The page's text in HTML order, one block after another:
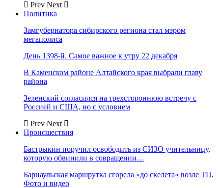
Prev Next
Политика
Замгубернатора сибирского региона стал мэром
мегаполиса
День 1398-й. Самое важное к утру 22 декабря
В Каменском районе Алтайского края выбрали главу
района
Зеленский согласился на трехстороннюю встречу с
Россией и США, но с условием
Prev Next
Происшествия
Бастрыкин поручил освободить из СИЗО учительницу,
которую обвинили в совращении…
Барнаульская маршрутка сгорела «до скелета» возле ТЦ.
Фото и видео